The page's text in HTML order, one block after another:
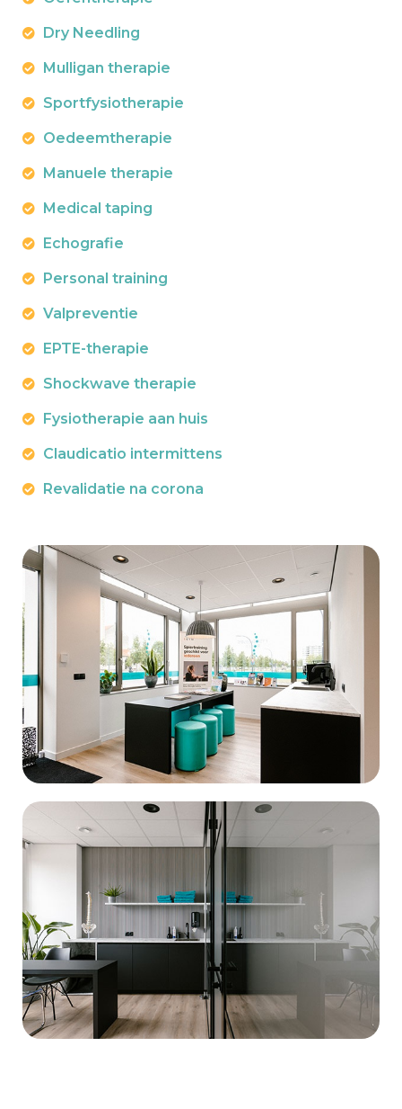
Dry Needling
Mulligan therapie
Sportfysiotherapie
Oedeemtherapie
Manuele therapie
Medical taping
Echografie
Personal training
Valpreventie
EPTE-therapie
Shockwave therapie
Fysiotherapie aan huis
Claudicatio intermittens
Revalidatie na corona